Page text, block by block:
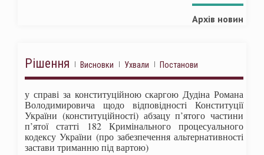
Архів новин
Рішення Висновки Ухвали Постанови
у справі за конституційною скаргою Дудіна Романа
Володимировича щодо відповідності Конституції
України (конституційності) абзацу п’ятого частини
п’ятої статті 182 Кримінального процесуального
кодексу України (про забезпечення альтернативності
застави триманню під вартою)